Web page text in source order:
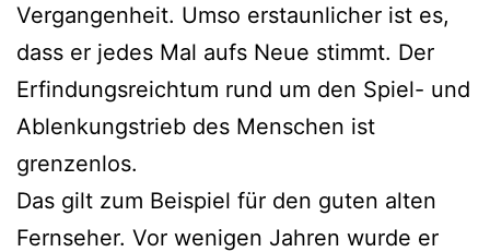
Vergangenheit. Umso erstaunlicher ist es,
dass er jedes Mal aufs Neue stimmt. Der
Erfindungsreichtum rund um den Spiel- und
Ablenkungstrieb des Menschen ist
grenzenlos.
Das gilt zum Beispiel für den guten alten
Fernseher. Vor wenigen Jahren wurde er